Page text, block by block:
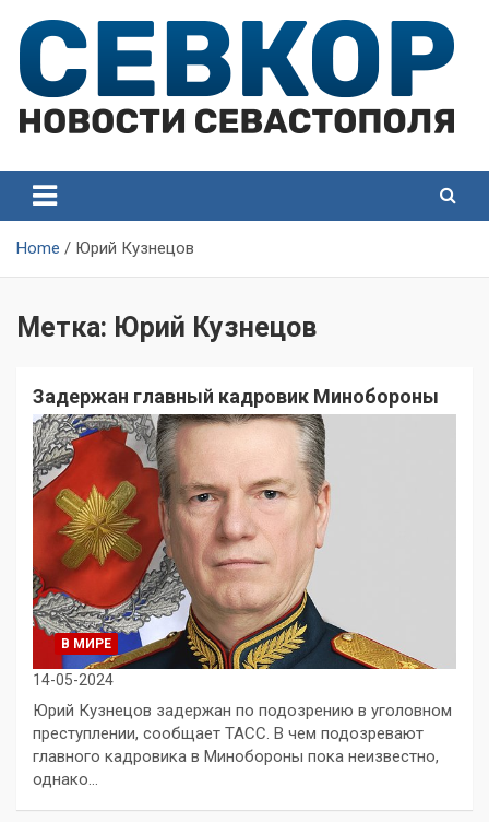
content
Севастополя
Севастополя
Home Юрий Кузнецов
Метка: Юрий Кузнецов
Задержан главный кадровик Минобороны
В МИРЕ
14-05-2024
Юрий Кузнецов задержан по подозрению в уголовном
преступлении, сообщает ТАСС. В чем подозревают
главного кадровика в Минобороны пока неизвестно,
однако…